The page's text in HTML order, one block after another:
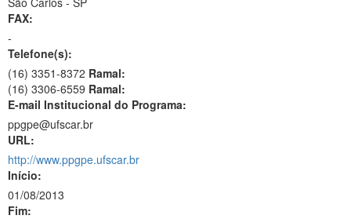
FAX:
-
Telefone(s):
(16) 3351-8372 Ramal:
(16) 3306-6559 Ramal:
E-mail Institucional do Programa:
ppgpe@ufscar.br
URL:
http://www.ppgpe.ufscar.br
Início:
01/08/2013
Fim: